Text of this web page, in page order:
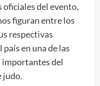
oficiales del evento,
figuran entre los
respectivas
en una de las
importantes del
judo.